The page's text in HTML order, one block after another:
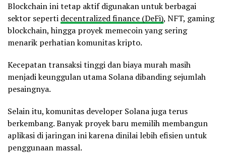
Blockchain ini tetap aktif digunakan untuk berbagai
sektor seperti decentralized finance (DeFi), NFT, gaming
blockchain, hingga proyek memecoin yang sering
menarik perhatian komunitas kripto.
Kecepatan transaksi tinggi dan biaya murah masih
menjadi keunggulan utama Solana dibanding sejumlah
pesaingnya.
Selain itu, komunitas developer Solana juga terus
berkembang. Banyak proyek baru memilih membangun
aplikasi di jaringan ini karena dinilai lebih efisien untuk
penggunaan massal.